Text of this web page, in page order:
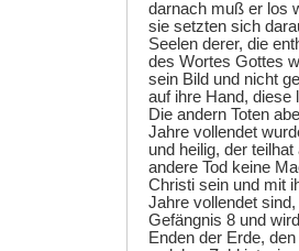
darnach muß er los
sie setzten sich
Seelen derer, die
des Wortes Gottes
sein Bild und nicht
auf ihre Hand, diese
Die andern Toten
Jahre vollendet
und heilig, der
andere Tod keine
Christi sein und mit
Jahre vollendet
Gefängnis 8 und
Enden der Erde,